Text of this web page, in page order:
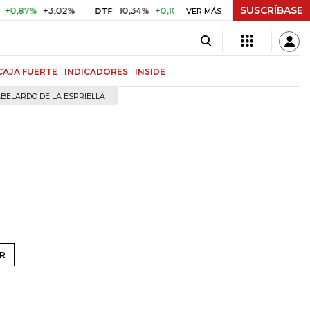
+3,02% DTF 10,34% +0,10% +0,98% UVR $ 416,96 +$
VER MÁS SUSCRÍBASE
FUERTE INDICADORES INSIDE
DE LA ESPRIELLA